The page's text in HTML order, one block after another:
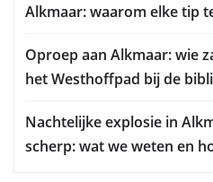
Alkmaar: waarom elke tip
Oproep aan Alkmaar: wie
het Westhoffpad bij de
Nachtelijke explosie in
scherp: wat we weten en